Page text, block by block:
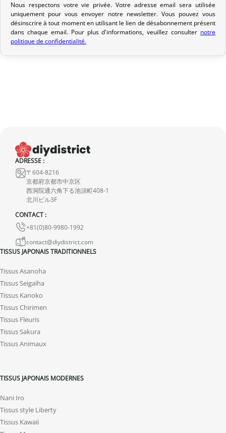
de confirmation d’envoi pour suivre votre colis. Nous offrons
plusieurs options de livraison pour répondre à vos besoins.
Politique de retour
le montant de votre commande, hors frais d’expédition initiaux.
Aucun remboursement ne sera effectué pour des produits
endommagés.
En cas de défaut de notre part, contactez-nous dans les 72 heures
solution rapide et adaptée.
Nous respectons votre vie privée. Votre adresse email sera utilisée
uniquement pour vous envoyer notre newsletter. Vous pouvez vous
désinscrire à tout moment en utilisant le lien de désabonnement présent
dans chaque email. Pour plus d'informations, veuillez consulter notre
politique de confidentialité.
ADRESSE :
〒604-8216
京都府京都市中京区
西洞院通六角下る池須町408-1
北川ビル3F
CONTACT :
+81(0)80-9980-1992
contact@diydistrict.com
TISSUS JAPONAIS TRADITIONNELS
Tissus Asanoha
Tissus Seigaiha
Tissus Kanoko
Tissus Chirimen
Tissus Fleuris
Tissus Sakura
Tissus Animaux
TISSUS JAPONAIS MODERNES
Nani Iro
Tissus style Liberty
Tissus Kawaii